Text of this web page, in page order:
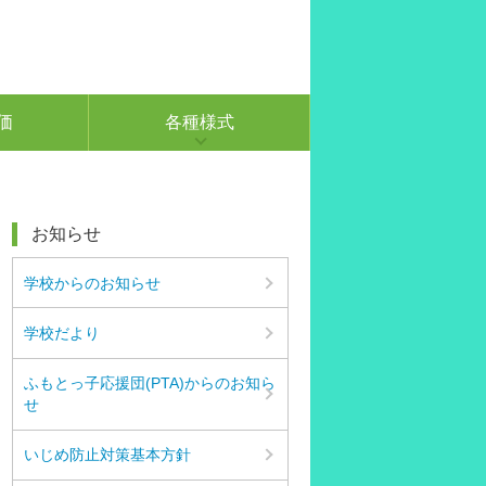
各種様式
お知らせ
学校からのお知らせ
学校だより
ふもとっ子応援団(PTA)からのお知ら
せ
いじめ防止対策基本方針